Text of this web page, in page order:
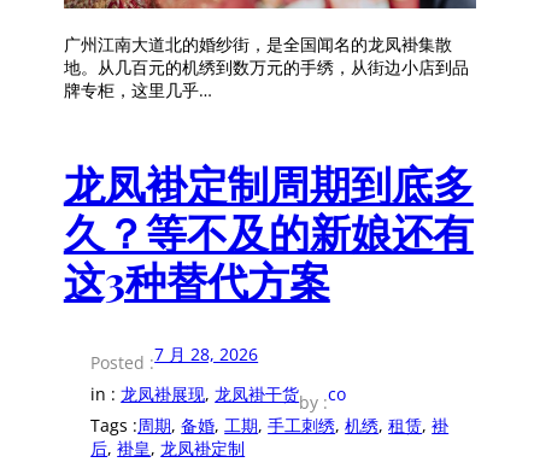
广州江南大道北的婚纱街，是全国闻名的龙凤褂集散
地。从几百元的机绣到数万元的手绣，从街边小店到品
牌专柜，这里几乎…
龙凤褂定制周期到底多
久？等不及的新娘还有
这3种替代方案
Posted :7 月 28, 2026
in :龙凤褂展现, 龙凤褂干货by :co
Tags :周期, 备婚, 工期, 手工刺绣, 机绣, 租赁, 褂
后, 褂皇, 龙凤褂定制